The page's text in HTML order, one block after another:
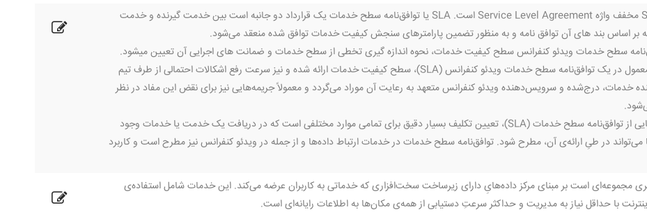
واژه SLA مخفف واژه Service Level Agreement است. SLA یا توافق‌نامه سطح خدمات یک قرارداد دو جانبه است بین خدمت گیرنده و خدمت
بر اساس بند های آن توافق نامه و به منظور تضمین پارامترهای سنجش کیفیت خدمات توافق شده منعقد می‌شود.
سطح خدمات ویدئو کنفرانس سطح کیفیت خدمات، نحوه اندازه گیری تخطی از سطح خدمات و ضمانت های اجرایی آن تعیین میشود.
به‌ طور معمول در یک توافق‌نامه سطح خدمات ویدئو کنفرانس (SLA)، سطح کیفیت خدمات ارائه شده و نیز سرعت رفع اشکالات احتمالی از طرف تیم
خدمات، درج‌شده و سرویس‌دهنده ویدئو کنفرانس متعهد به رعایت آن‌ موراد می‌گردد و معمولاً جریمه‌هایی نیز برای نقض این مفاد در نظر
هدف نهایی از توافق‌نامه سطح خدمات (SLA)، تعیین تکلیف بسیار دقیق برای تمامی موارد مختلفی است که در دریافت یک خدمت یا خدمات وجود
می‌تواند در طیِ ارائه‌ی آن، مطرح شود. توافق‌نامه سطح خدمات در خدمات ارتباط داده‌ها و از جمله در ویدئو کنفرانس نیز مطرح است و کاربرد
مجموعه‌ای است بر مبنای مرکز داده‌هایِ دارای زیرساخت سخت‌افزاری که خدماتی به کاربران عرضه می‌کند. این خدمات شامل استفاده‌ی
با حداقل نیاز به مدیریت و حداکثر سرعتِ دستیابی از همه‌ی مکان‌ها به اطلاعات رایانه‌ای است.